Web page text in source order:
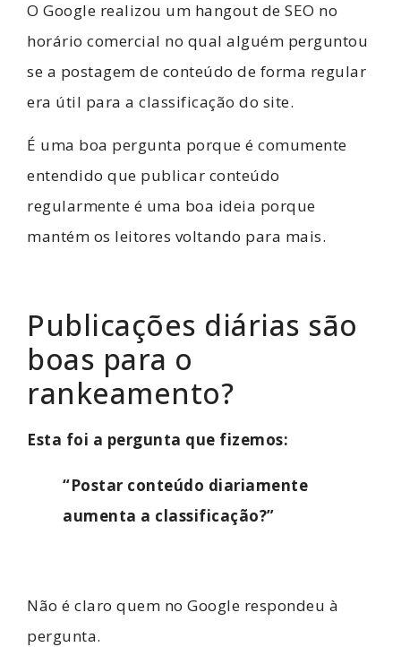
O Google realizou um hangout de SEO no
horário comercial no qual alguém perguntou
se a postagem de conteúdo de forma regular
era útil para a classificação do site.
É uma boa pergunta porque é comumente
entendido que publicar conteúdo
regularmente é uma boa ideia porque
mantém os leitores voltando para mais.
Publicações diárias são
boas para o
rankeamento?
Esta foi a pergunta que fizemos:
“Postar conteúdo diariamente
aumenta a classificação?”
Não é claro quem no Google respondeu à
pergunta.